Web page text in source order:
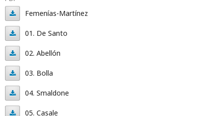
Femenías-Martínez
Femenías-
Martínez
01. De Santo
01.
De
Santo
02. Abellón
02.
Abellón
03. Bolla
03.
Bolla
04. Smaldone
04. 05. Casale